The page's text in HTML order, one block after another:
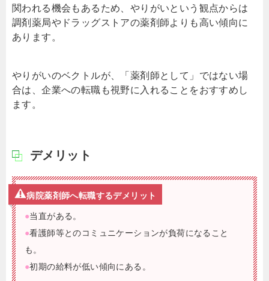
関われる機会もあるため、やりがいという観点からは
調剤薬局やドラッグストアの薬剤師よりも高い傾向に
あります。
やりがいのベクトルが、「薬剤師として」ではない場
合は、企業への転職も視野に入れることをおすすめし
ます。
デメリット
病院薬剤師へ転職するデメリット
●当直がある。
●看護師等とのコミュニケーションが負荷になること
も。
●初期の給料が低い傾向にある。